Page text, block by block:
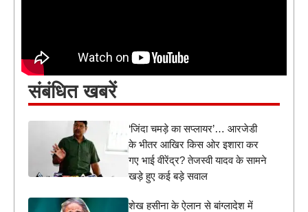
संबंधित खबरें
‘जिंदा चमड़े का सप्लायर’… आरजेडी
के भीतर आखिर किस ओर इशारा कर
गए भाई वीरेंद्र? तेजस्वी यादव के सामने
खड़े हुए कई बड़े सवाल
शेख हसीना के ऐलान से बांग्लादेश में